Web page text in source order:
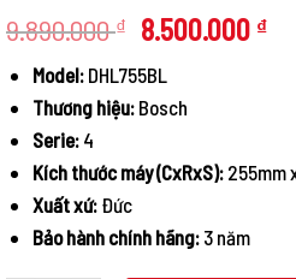
9.890.000₫
Giá
là:
9.890.000 ₫.
8.500.000 ₫Giá
Model: DHL755BL
Thương hiệu: Bosch
Serie: 4
Kích thước máy (CxRxS): 255mm
Xuất xứ: Đức
Bảo hành chính hãng: 3 năm